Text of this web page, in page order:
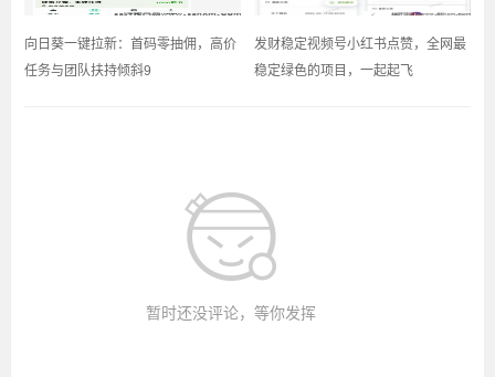
​向日葵一键拉新：首码零抽佣，高价
任务与团队扶持倾斜9
发财稳定视频号小红书点赞，全网最
稳定绿色的项目，一起起飞
暂时还没评论，等你发挥